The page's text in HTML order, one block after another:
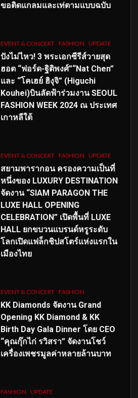
ขอติดแกลมและเท่ตามแบบฉบับ
EVENT & CONCERT FASHION UPDATE
ปังไม่ไหว! 3 พระเอกซีรีส์วายสุด
ฮอต “ฟอร์ด-ฐิติพงศ์”“Nat Chen”
และ “โคเฮย์ ฮิงุจิ” (Higuchi
Kouhei)บินลัดฟ้าร่วมงาน SEOUL
FASHION WEEK 2024 ณ ประเทศ
เกาหลีใต้
EVENT & CONCERT FASHION UPDATE
สยามพารากอน ครองความเป็นที่
หนึ่งของ LUXURY DESTINATION
จัดงาน “SIAM PARAGON THE
LUXE HALL OPENING
CELEBRATION” เปิดพื้นที่ LUXE
HALL ยกขบวนแบรนด์หรูระดับ
โลกเปิดแฟล็กชิปสโตร์แห่งแรกใน
เมืองไทย
EVENT & CONCERT FASHION
KK Diamonds จัดงาน Grand
Opening KK Diamond & KK
Birth Day Gala Dinner โดย CEO
“คุณกุ๊กไก่ รวิสรา” จัดงานโชว์
เครื่องเพชรมูลค่าหลายล้านบาท
FASHION UPDATE